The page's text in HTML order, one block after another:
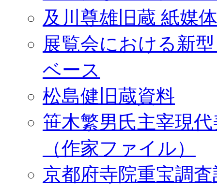
及川尊雄旧蔵 紙媒
展覧会における新
ベース
松島健旧蔵資料
笹木繁男氏主宰現
（作家ファイル）
京都府寺院重宝調